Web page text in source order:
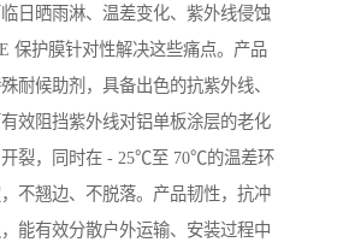
日晒雨淋、温差变化、紫外线侵蚀
保护膜针对性解决这些痛点。产品
耐候助剂，具备出色的抗紫外线、
效阻挡紫外线对铝单板涂层的老化
裂，同时在 - 25℃至 70℃的温差环
不翘边、不脱落。产品韧性，抗冲
能有效分散户外运输、安装过程中